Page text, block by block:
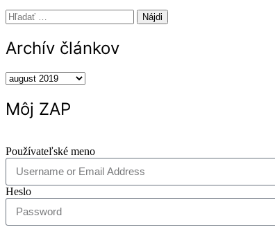
Archív článkov
Môj ZAP
Používateľské meno
Heslo